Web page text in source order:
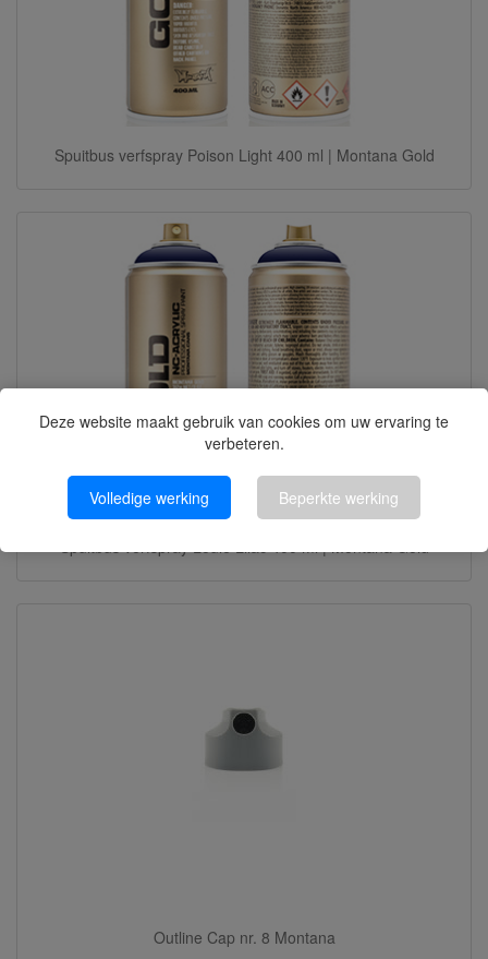
Deze website maakt gebruik van cookies om uw ervaring te
verbeteren.
Volledige werking Beperkte werking
Spuitbus verfspray Poison Light 400 ml | Montana Gold
Spuitbus verfspray Louie Lilac 400 ml | Montana Gold
Outline Cap nr. 8 Montana